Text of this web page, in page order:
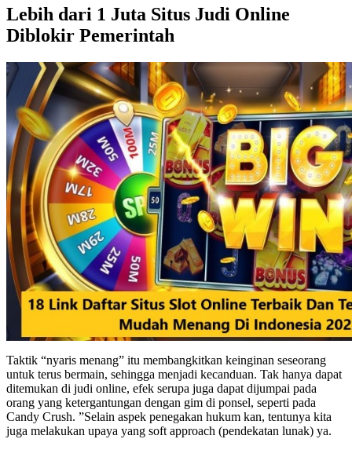
Lebih dari 1 Juta Situs Judi Online
Diblokir Pemerintah
Taktik “nyaris menang” itu membangkitkan keinginan seseorang
untuk terus bermain, sehingga menjadi kecanduan. Tak hanya dapat
ditemukan di judi online, efek serupa juga dapat dijumpai pada
orang yang ketergantungan dengan gim di ponsel, seperti pada
Candy Crush. ”Selain aspek penegakan hukum kan, tentunya kita
juga melakukan upaya yang soft approach (pendekatan lunak) ya.